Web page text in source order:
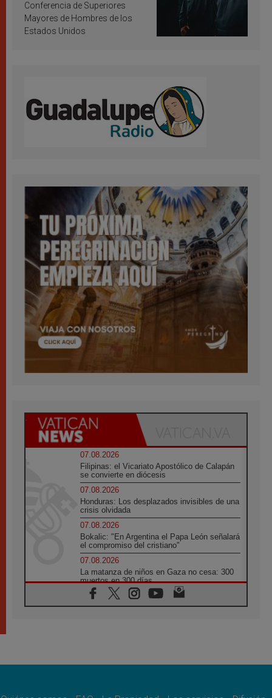
Conferencia de Superiores
Mayores de Hombres de los
Estados Unidos
07.08.2026
Filipinas: el Vicariato Apostólico de Calapán
se convierte en diócesis
07.08.2026
Honduras: Los desplazados invisibles de una
crisis olvidada
07.08.2026
Bokalic: "En Argentina el Papa León señalará
el compromiso del cristiano"
07.08.2026
La matanza de niños en Gaza no cesa: 300
muertos en 300 días
07.08.2026
Tagle: La guerra desfigura el mundo, solo la
como misión al servicio del Evangelio